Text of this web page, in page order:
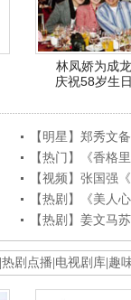
林凤娇为成龙
庆祝58岁生
【明星】郑秀文
【热门】《香格
【视频】张国强
【热剧】《美人
【热剧】姜文马
热剧点播 电视剧库 趣